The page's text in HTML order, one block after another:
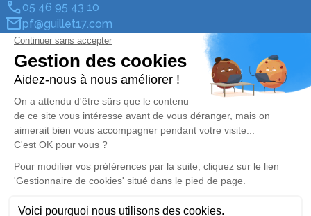
05 46 95 43 10
pf@guillet17.com
3 La Bergerie - 17150 - Consac
5/5 - 3 avis
Nos Services
En cas de décès
Prévoir ses obsèques
Monuments funéraires
Services aux familles
Liens utiles
Avis de décès
Demande de rendez-vous
en agence
Nos réseaux sociaux